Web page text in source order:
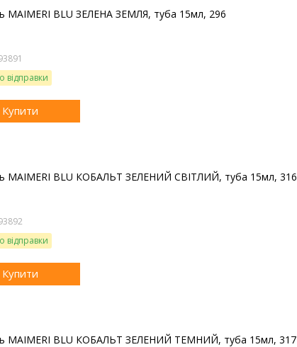
MAIMERI BLU ЗЕЛЕНА ЗЕМЛЯ, туба 15мл, 296
відправки
Купити
MAIMERI BLU КОБАЛЬТ ЗЕЛЕНИЙ СВІТЛИЙ, туба 15мл, 316
відправки
Купити
MAIMERI BLU КОБАЛЬТ ЗЕЛЕНИЙ ТЕМНИЙ, туба 15мл, 317